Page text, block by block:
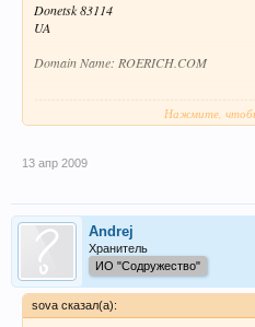
Donetsk 83114
UA
Domain Name: ROERICH.COM
Promote your business to millions of
Learn more at
Administrative Contact:
Dzhura, Sergeydzhura@roerich.com
Sergey G. Dzhura
Universitetskaya str., 98A / 7
Donetsk 83114
UA
Нажмите,
13 апр 2009
Andrej
Хранитель
ИО "Содружество"
sova сказал(а):